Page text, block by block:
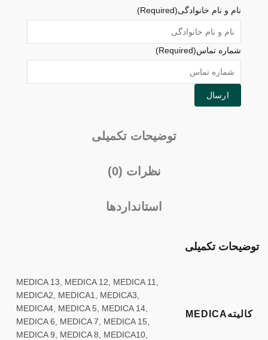
نام و نام خانوادگی(Required)
شماره تماس(Required)
توضیحات تکمیلی
نظرات (0)
استانداردها
توضیحات تکمیلی
کالیتهMEDICA
MEDICA 13, MEDICA 12, MEDICA 11,
MEDICA2, MEDICA1, MEDICA3,
MEDICA4, MEDICA 5, MEDICA 14,
MEDICA 6, MEDICA 7, MEDICA 15,
MEDICA 9, MEDICA 8, MEDICA10,